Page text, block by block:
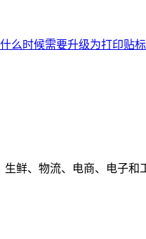
么时候需要升级为打印贴
鲜、物流、电商、电子和